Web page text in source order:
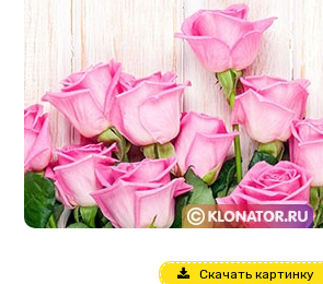
Скачать картинку